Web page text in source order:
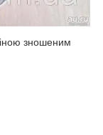
зношеним